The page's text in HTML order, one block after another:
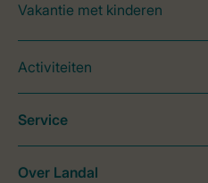
Vakantie met kinderen
Activiteiten
Service
Over Landal